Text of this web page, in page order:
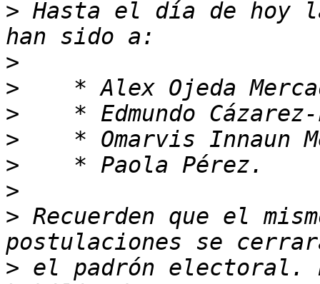
> Hasta el día de hoy
>
>
>
>
>
>
> Recuerden que el
> el padrón electoral.